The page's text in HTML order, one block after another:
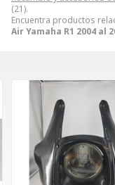
(21).
Encuentra productos
Air Yamaha R1 2004 al